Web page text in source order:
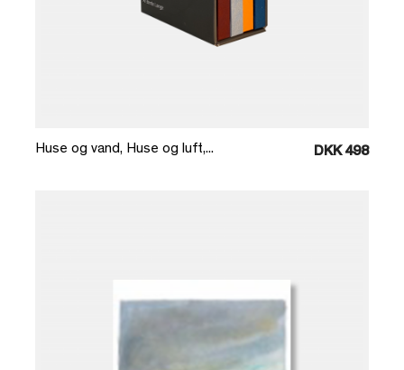
Huse og vand, Huse og luft,... DKK 498